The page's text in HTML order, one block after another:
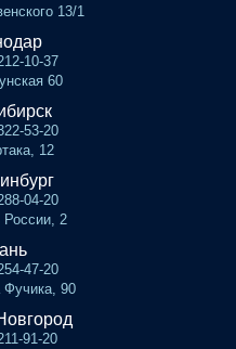
13/1
10-37
60
53-20
12
04-20
России, 2
47-20
90
91-20